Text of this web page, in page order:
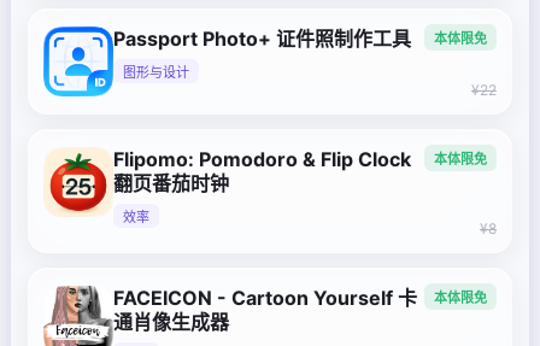
Passport Photo+ 证件照制作工具
图形与设计
本体限免
¥22
Flipomo: Pomodoro & Flip Clock
翻页番茄时钟
效率
本体限免
¥8
FACEICON - Cartoon Yourself 卡
通肖像生成器
本体限免